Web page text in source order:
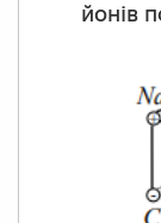
йонів